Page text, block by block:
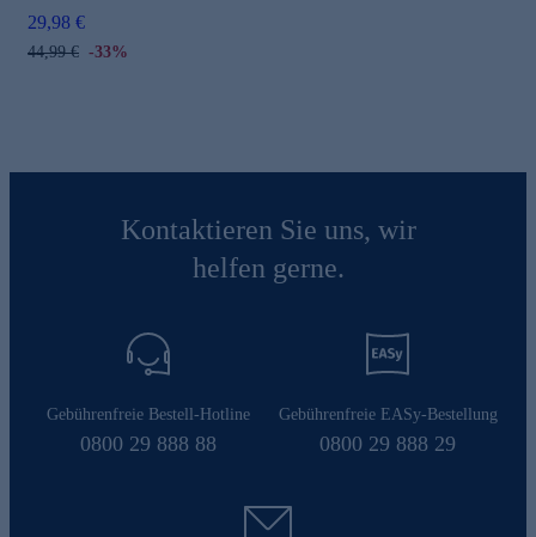
29,98 €
44,99 € -33%
Kontaktieren Sie uns, wir
helfen gerne.
Gebührenfreie Bestell-Hotline
0800 29 888 88
Gebührenfreie EASy-Bestellung
0800 29 888 29